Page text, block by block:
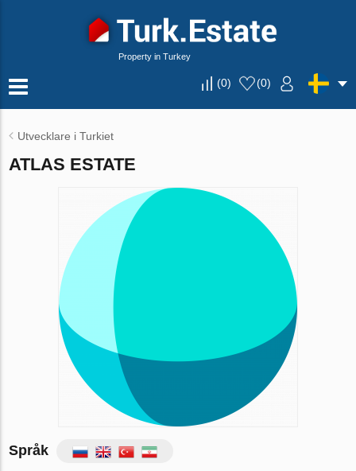
Property in Turkey
(0) (0)
Utvecklare i Turkiet
ATLAS ESTATE
Språk